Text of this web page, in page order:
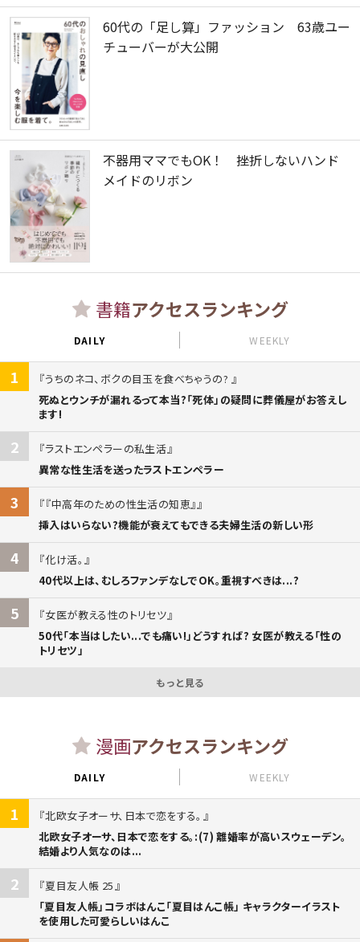
60代の「足し算」ファッション 63歳ユー
チューバーが大公開
不器用ママでもOK！ 挫折しないハンド
メイドのリボン
書籍アクセスランキング
DAILY WEEKLY
1
うちのネコ、ボクの目玉を食べちゃうの?
死ぬとウンチが漏れるって本当?「死体」の疑問に葬儀屋がお答えし
ます!
2
ラストエンペラーの私生活
異常な性生活を送ったラストエンペラー
3
『中高年のための性生活の知恵』
挿入はいらない?機能が衰えてもできる夫婦生活の新しい形
4
化け活。
40代以上は、むしろファンデなしでOK。重視すべきは...?
5
女医が教える性のトリセツ
50代「本当はしたい...でも痛い!」どうすれば? 女医が教える「性の
トリセツ」
もっと見る
漫画アクセスランキング
DAILY WEEKLY
1
北欧女子オーサ、日本で恋をする。
北欧女子オーサ、日本で恋をする。:(7) 離婚率が高いスウェーデン。
結婚より人気なのは...
2
夏目友人帳 25
「夏目友人帳」コラボはんこ「夏目はんこ帳」 キャラクターイラスト
を使用した可愛らしいはんこ